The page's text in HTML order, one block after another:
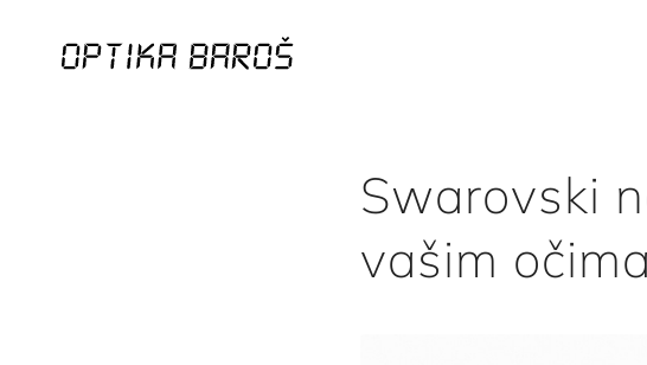
Swarovski
vašim očima